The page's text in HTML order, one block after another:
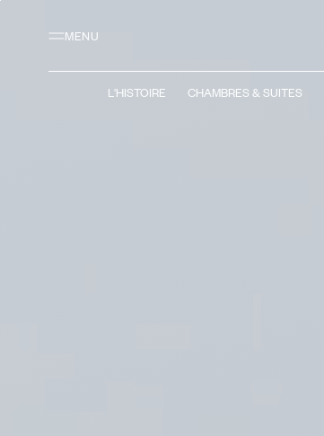
MENU
L'HISTOIRE CHAMBRES & SUITES